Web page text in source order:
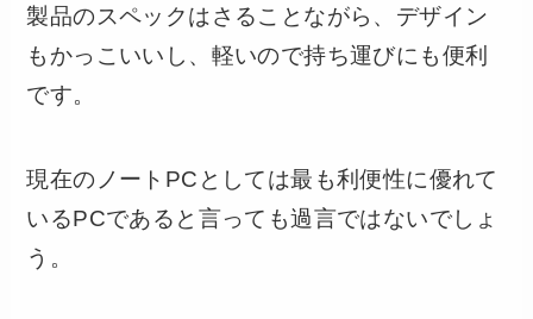
製品のスペックはさることながら、デザイン
もかっこいいし、軽いので持ち運びにも便利
です。
現在のノートPCとしては最も利便性に優れて
いるPCであると言っても過言ではないでしょ
う。